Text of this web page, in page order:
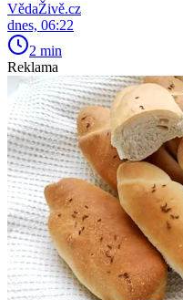
VědaŽivě.cz
dnes, 06:22
2 min
Reklama